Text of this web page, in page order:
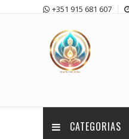
+351 915 681 607
CATEGORIAS